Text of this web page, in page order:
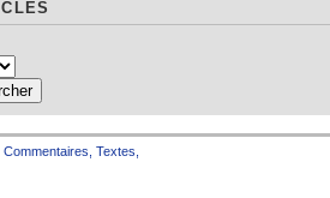
Commentaires Textes